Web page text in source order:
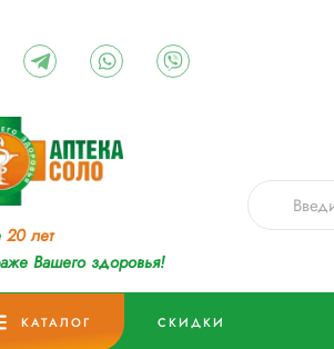
20 лет
Вашего здоровья!
КАТАЛОГ СКИДКИ